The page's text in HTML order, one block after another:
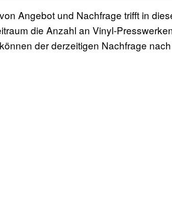
Angebot und Nachfrage trifft in
die Anzahl an Vinyl-
der derzeitigen Nachfrage